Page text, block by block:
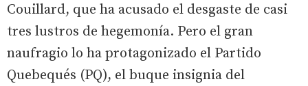
Couillard, que ha acusado el desgaste de casi
tres lustros de hegemonía. Pero el gran
naufragio lo ha protagonizado el Partido
Quebequés (PQ), el buque insignia del